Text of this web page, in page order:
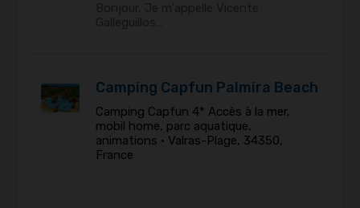
Camping Capfun Palmira Beach
Camping Capfun 4* Accès à la mer,
mobil home, parc aquatique,
animations • Valras-Plage, 34350,
France